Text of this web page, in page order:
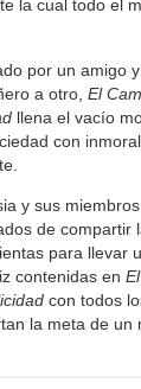
la cual todo el
por un amigo y
a otro, El
llena el vacío
con
y sus
de compartir
para llevar
contenidas en
con todos
la meta de un